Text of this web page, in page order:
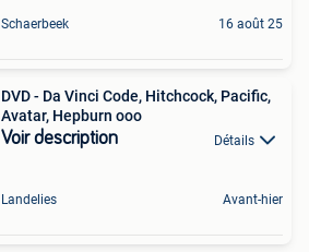
Schaerbeek 16 août 25
DVD - Da Vinci Code, Hitchcock, Pacific,
Avatar, Hepburn ooo
Voir description Détails
Landelies Avant-hier